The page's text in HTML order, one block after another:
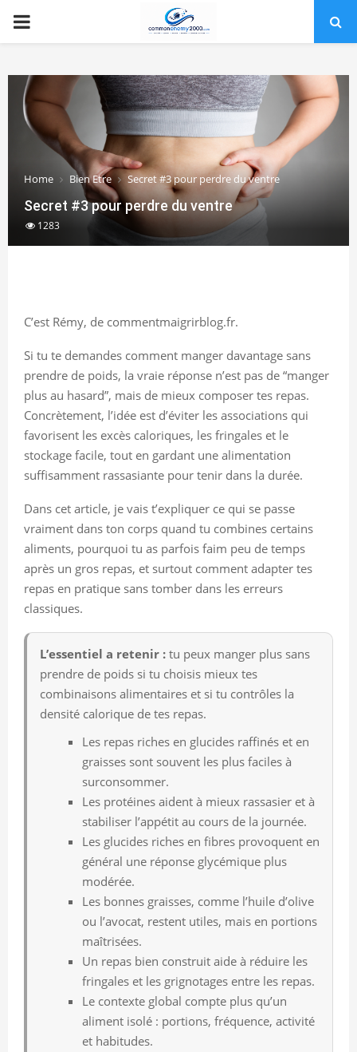
PRIMARY
Home Bien Etre Secret #3 pour perdre du ventre
Secret #3 pour perdre du ventre
1283
C’est Rémy, de commentmaigrirblog.fr.
Si tu te demandes comment manger davantage sans
prendre de poids, la vraie réponse n’est pas de “manger
plus au hasard”, mais de mieux composer tes repas.
Concrètement, l’idée est d’éviter les associations qui
favorisent les excès caloriques, les fringales et le
stockage facile, tout en gardant une alimentation
suffisamment rassasiante pour tenir dans la durée.
Dans cet article, je vais t’expliquer ce qui se passe
vraiment dans ton corps quand tu combines certains
aliments, pourquoi tu as parfois faim peu de temps
après un gros repas, et surtout comment adapter tes
repas en pratique sans tomber dans les erreurs
classiques.
L’essentiel a retenir : tu peux manger plus sans
prendre de poids si tu choisis mieux tes
combinaisons alimentaires et si tu contrôles la
densité calorique de tes repas.
Les repas riches en glucides raffinés et en
graisses sont souvent les plus faciles à
surconsommer.
Les protéines aident à mieux rassasier et à
stabiliser l’appétit au cours de la journée.
Les glucides riches en fibres provoquent en
général une réponse glycémique plus
modérée.
Les bonnes graisses, comme l’huile d’olive
ou l’avocat, restent utiles, mais en portions
maîtrisées.
Un repas bien construit aide à réduire les
fringales et les grignotages entre les repas.
Le contexte global compte plus qu’un
aliment isolé : portions, fréquence, activité
et habitudes.